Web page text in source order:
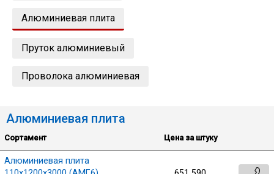
Швеллер
Квадрат
Полоса
Алюминиевая плита
Пруток алюминиевый
Проволока алюминиевая
Алюминиевая плита
Сортамент Цена за штуку
Алюминиевая плита